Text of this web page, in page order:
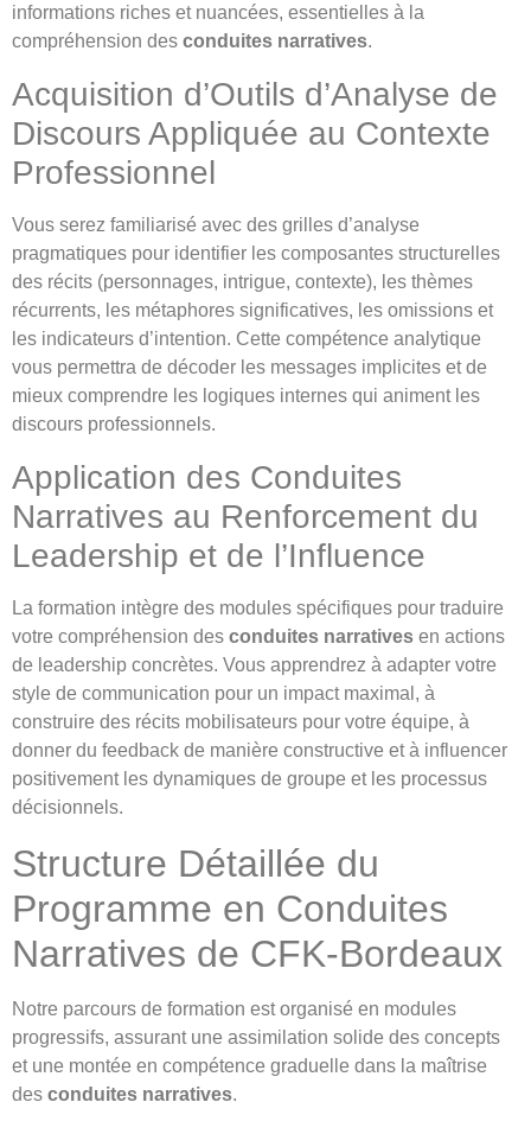
informations riches et nuancées, essentielles à la
compréhension des conduites narratives.
Acquisition d’Outils d’Analyse de
Discours Appliquée au Contexte
Professionnel
Vous serez familiarisé avec des grilles d’analyse
pragmatiques pour identifier les composantes structurelles
des récits (personnages, intrigue, contexte), les thèmes
récurrents, les métaphores significatives, les omissions et
les indicateurs d’intention. Cette compétence analytique
vous permettra de décoder les messages implicites et de
mieux comprendre les logiques internes qui animent les
discours professionnels.
Application des Conduites
Narratives au Renforcement du
Leadership et de l’Influence
La formation intègre des modules spécifiques pour traduire
votre compréhension des conduites narratives en actions
de leadership concrètes. Vous apprendrez à adapter votre
style de communication pour un impact maximal, à
construire des récits mobilisateurs pour votre équipe, à
donner du feedback de manière constructive et à influencer
positivement les dynamiques de groupe et les processus
décisionnels.
Structure Détaillée du
Programme en Conduites
Narratives de CFK-Bordeaux
Notre parcours de formation est organisé en modules
progressifs, assurant une assimilation solide des concepts
et une montée en compétence graduelle dans la maîtrise
des conduites narratives.